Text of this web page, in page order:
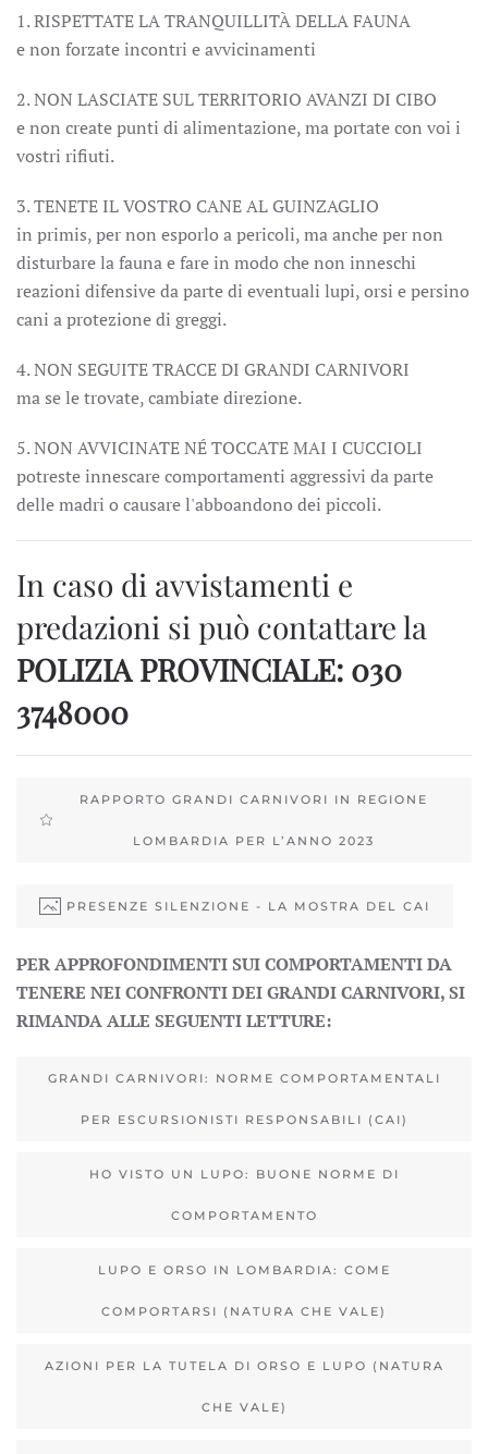
1. RISPETTATE LA TRANQUILLITÀ DELLA FAUNA
e non forzate incontri e avvicinamenti
2. NON LASCIATE SUL TERRITORIO AVANZI DI CIBO
e non create punti di alimentazione, ma portate con voi i
vostri rifiuti.
3. TENETE IL VOSTRO CANE AL GUINZAGLIO
in primis, per non esporlo a pericoli, ma anche per non
disturbare la fauna e fare in modo che non inneschi
reazioni difensive da parte di eventuali lupi, orsi e persino
cani a protezione di greggi.
4. NON SEGUITE TRACCE DI GRANDI CARNIVORI
ma se le trovate, cambiate direzione.
5. NON AVVICINATE NÉ TOCCATE MAI I CUCCIOLI
potreste innescare comportamenti aggressivi da parte
delle madri o causare l'abboandono dei piccoli.
In caso di avvistamenti e
predazioni si può contattare la
POLIZIA PROVINCIALE: 030
3748000
RAPPORTO GRANDI CARNIVORI IN REGIONE
LOMBARDIA PER L’ANNO 2023
PRESENZE SILENZIONE - LA MOSTRA DEL CAI
PER APPROFONDIMENTI SUI COMPORTAMENTI DA
TENERE NEI CONFRONTI DEI GRANDI CARNIVORI, SI
RIMANDA ALLE SEGUENTI LETTURE:
GRANDI CARNIVORI: NORME COMPORTAMENTALI
PER ESCURSIONISTI RESPONSABILI (CAI)
HO VISTO UN LUPO: BUONE NORME DI
COMPORTAMENTO
LUPO E ORSO IN LOMBARDIA: COME
COMPORTARSI (NATURA CHE VALE)
AZIONI PER LA TUTELA DI ORSO E LUPO (NATURA
CHE VALE)